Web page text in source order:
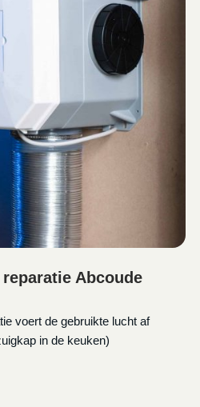
Abcoude
voert de gebruikte lucht af
in de keuken)